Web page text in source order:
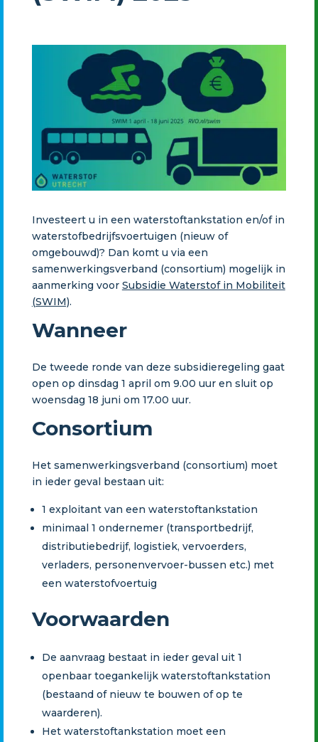
Investeert u in een waterstoftankstation en/of in
waterstofbedrijfsvoertuigen (nieuw of
omgebouwd)? Dan komt u via een
samenwerkingsverband (consortium) mogelijk in
aanmerking voor Subsidie Waterstof in Mobiliteit
(SWIM).
Wanneer
De tweede ronde van deze subsidieregeling gaat
open op dinsdag 1 april om 9.00 uur en sluit op
woensdag 18 juni om 17.00 uur.
Consortium
Het samenwerkingsverband (consortium) moet
in ieder geval bestaan uit:
1 exploitant van een waterstoftankstation
minimaal 1 ondernemer (transportbedrijf,
distributiebedrijf, logistiek, vervoerders,
verladers, personenvervoer-bussen etc.) met
een waterstofvoertuig
Voorwaarden
De aanvraag bestaat in ieder geval uit 1
openbaar toegankelijk waterstoftankstation
(bestaand of nieuw te bouwen of op te
waarderen).
Het waterstoftankstation moet een